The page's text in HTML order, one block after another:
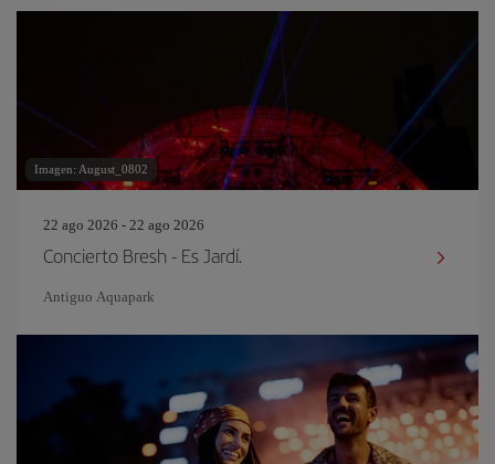
Imagen: August_0802
22 ago 2026 - 22 ago 2026
Concierto Bresh - Es Jardí.
Antiguo Aquapark